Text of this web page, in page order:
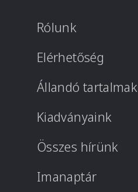
Rólunk
Elérhetőség
Állandó tartalmak
Kiadványaink
Összes hírünk
Imanaptár